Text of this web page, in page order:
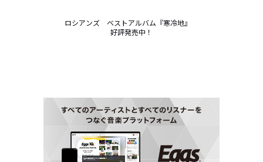
ロシアンズ　ベストアルバム『寒冷地』
好評発売中！